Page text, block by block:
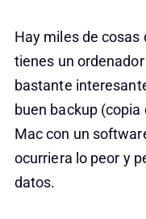
Hay miles de cosas
tienes un
bastante
buen backup (copia
Mac con un
ocurriera lo peor y
datos.